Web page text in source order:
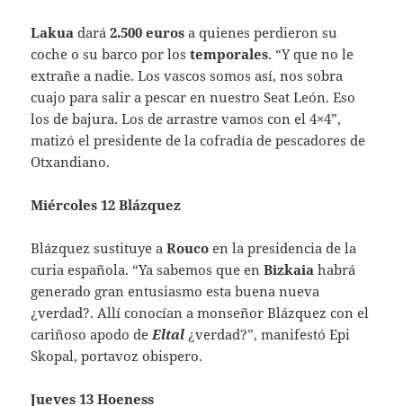
Lakua dará2.500 euros a quienes perdieron su
coche o su barco por lostemporales. “Y que no le
extrañe a nadie. Los vascos somos así, nos sobra
cuajo para salir a pescar en nuestro Seat León. Eso
los de bajura. Los de arrastre vamos con el 4×4”,
matizó el presidente de la cofradía de pescadores de
Otxandiano.
Miércoles 12 Blázquez
Blázquez sustituye aRouco en la presidencia de la
curia española. “Ya sabemos que enBizkaiahabrá
generado gran entusiasmo esta buena nueva
¿verdad?. Allí conocían a monseñor Blázquez con el
cariñoso apodo deEltal¿verdad?”, manifestó Epi
Skopal, portavoz obispero.
Jueves 13 Hoeness